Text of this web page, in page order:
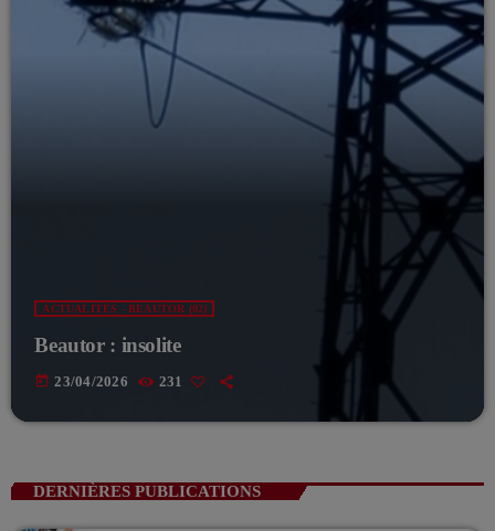
ACTUALITÉS - BEAUTOR (02)
Beautor : insolite
today 23/04/2026 231
DERNIÈRES PUBLICATIONS